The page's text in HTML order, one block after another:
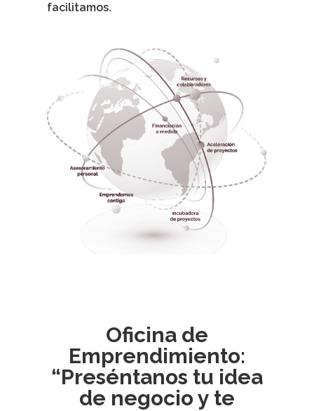
facilitamos.
Oficina de
Emprendimiento:
“Preséntanos tu idea
de negocio y te